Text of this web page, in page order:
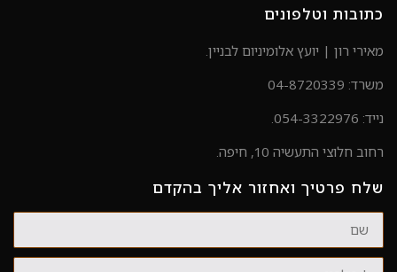
כתובות וטלפונים
מאירי רון | יועץ אלומיניום לבניין.
משרד: 04-8720339
נייד: 054-3322976.
רחוב חלוצי התעשיה 10, חיפה.
שלח פרטיך ואחזור אליך בהקדם
שם
טלפון